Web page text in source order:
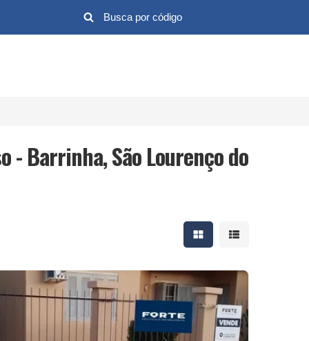
- Barrinha, São Lourenço do
Mostrar resultados em
Mostrar